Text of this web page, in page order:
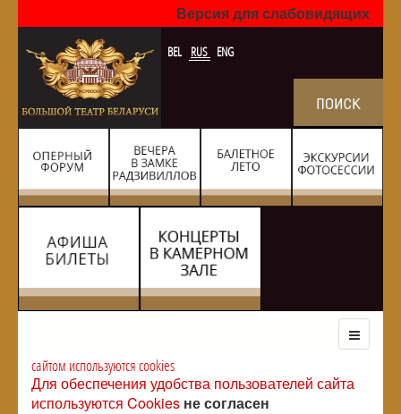
Версия для слабовидящих
BEL RUS ENG
сайтом используются cookies
Для обеспечения удобства пользователей сайта
используются Cookies не согласен